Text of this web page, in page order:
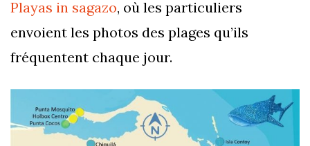
Playas in sagazo, où les particuliers
envoient les photos des plages qu’ils
fréquentent chaque jour.